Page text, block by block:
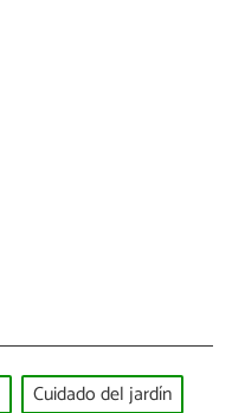
Cuidado del jardín